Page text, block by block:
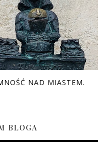
NAD MIASTEM.
BLOGA